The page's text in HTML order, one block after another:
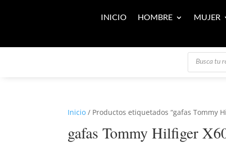
INICIO HOMBRE MUJER
Búsqueda
productos
Inicio / Productos etiquetados “gafas Tommy
gafas Tommy Hilfiger